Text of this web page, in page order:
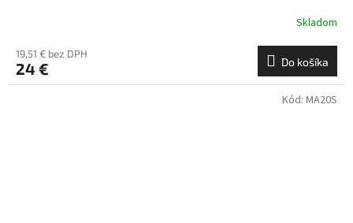
Skladom
19,51 € bez DPH
24 € Do košíka
Kód: MA20S